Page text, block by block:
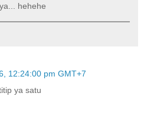
hehehe
12:24:00 pm GMT+7
ya satu